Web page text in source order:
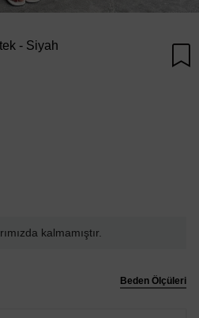
- Siyah
kalmamıştır.
Beden Ölçüleri